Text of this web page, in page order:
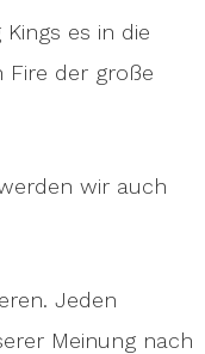
es in die
Fire der große
wir auch
Jeden
Meinung nach